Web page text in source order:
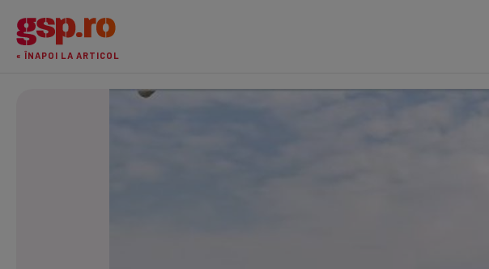
« ÎNAPOI LA ARTICOL